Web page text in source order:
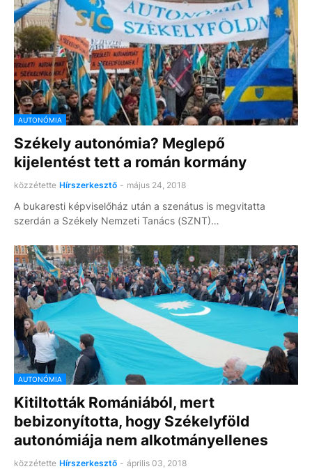
AUTONÓMIA
Székely autonómia? Meglepő
kijelentést tett a román kormány
közzétette Hírszerkesztő - május 24, 2018
A bukaresti képviselőház után a szenátus is megvitatta
szerdán a Székely Nemzeti Tanács (SZNT)…
AUTONÓMIA
Kitiltották Romániából, mert
bebizonyította, hogy Székelyföld
autonómiája nem alkotmányellenes
közzétette Hírszerkesztő - április 03, 2018